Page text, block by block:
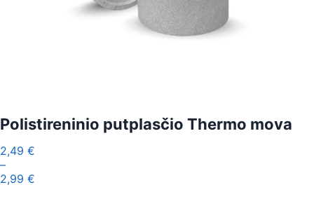
Polistireninio putplasčio Thermo mova
2,49 €
–
2,99 €